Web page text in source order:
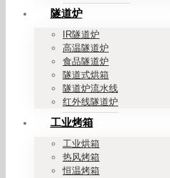
隧道炉
IR隧道炉
高温隧道炉
食品隧道炉
隧道式烘箱
隧道炉流水线
红外线隧道炉
工业烤箱
工业烘箱
热风烤箱
恒温烤箱